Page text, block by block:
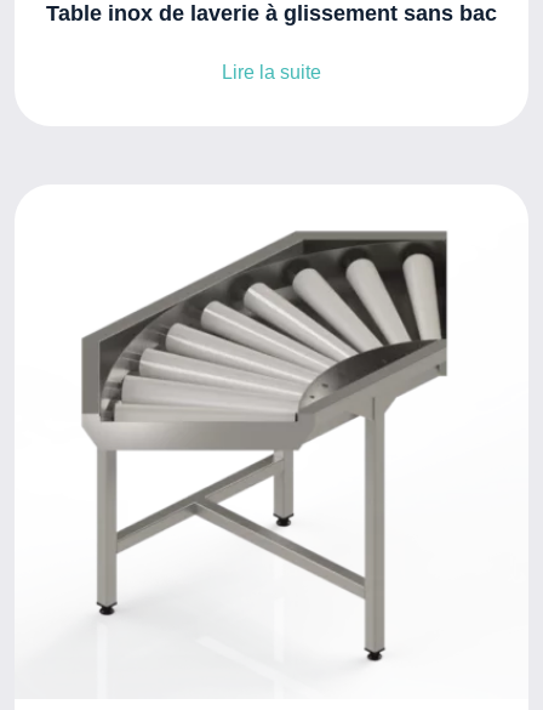
Table inox de laverie à glissement sans bac
Lire la suite